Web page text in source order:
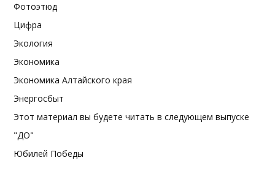
Фотоэтюд
Цифра
Экология
Экономика
Экономика Алтайского края
Энергосбыт
Этот материал вы будете читать в следующем выпуске
"ДО"
Юбилей Победы